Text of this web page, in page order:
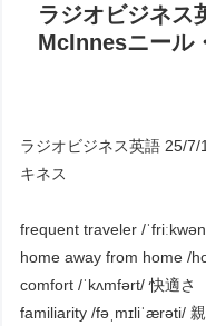
ラジオビジネス
McInnesニール
ラジオビジネス英語 25/
キネス
frequent traveler /
home away from home /
comfort /ˈkʌmfərt/ 快適さ
familiarity /fəˌmɪliˈærəti/